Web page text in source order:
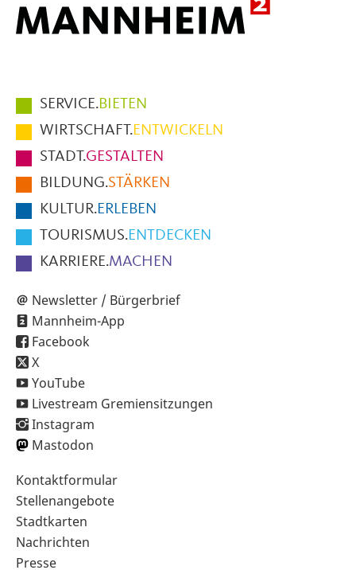
Hauptmenüpunkte
im
Fußbereich
der
Seite
SERVICE.BIETEN
WIRTSCHAFT.ENTWICKELN
STADT.GESTALTEN
BILDUNG.STÄRKEN
KULTUR.ERLEBEN
TOURISMUS.ENTDECKEN
KARRIERE.MACHEN
Newsletter / Bürgerbrief
Mannheim-App
Facebook
X
YouTube
Livestream Gremiensitzungen
Instagram
Mastodon
Sekundärnavigation
im
Fußbereich
Kontaktformular
Stellenangebote
Stadtkarten
Nachrichten
Presse